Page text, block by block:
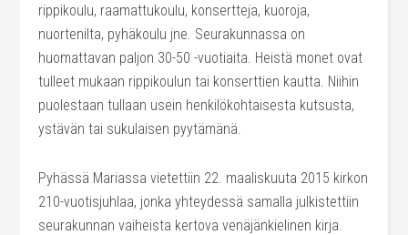
rippikoulu, raamattukoulu, konsertteja, kuoroja,
nuortenilta, pyhäkoulu jne. Seurakunnassa on
huomattavan paljon 30-50 -vuotiaita. Heistä monet ovat
tulleet mukaan rippikoulun tai konserttien kautta. Niihin
puolestaan tullaan usein henkilökohtaisesta kutsusta,
ystävän tai sukulaisen pyytämänä.
Pyhässä Mariassa vietettiin 22. maaliskuuta 2015 kirkon
210-vuotisjuhlaa, jonka yhteydessä samalla julkistettiin
seurakunnan vaiheista kertova venäjänkielinen kirja.